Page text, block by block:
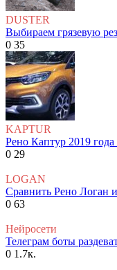
DUSTER
Выбираем грязевую
0 35
KAPTUR
Рено Каптур 2019 года
0 29
LOGAN
Сравнить Рено
0 63
Нейросети
Телеграм боты
0 1.7к.